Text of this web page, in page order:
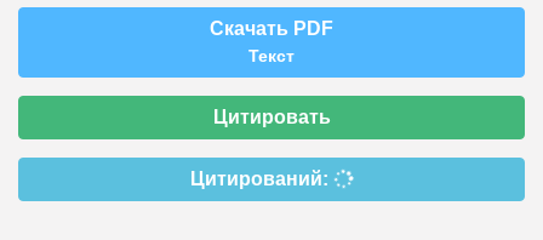
Скачать PDF
Текст
Цитировать
Цитирований: